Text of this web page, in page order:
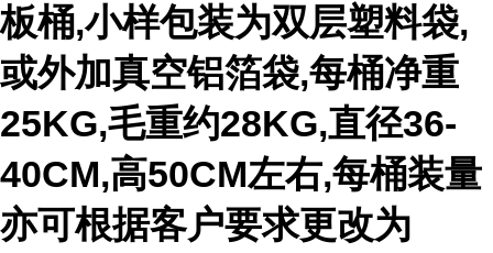
板桶,小样包装为双层塑料袋,
或外加真空铝箔袋,每桶净重
25KG,毛重约28KG,直径36-
40CM,高50CM左右,每桶装量
亦可根据客户要求更改为